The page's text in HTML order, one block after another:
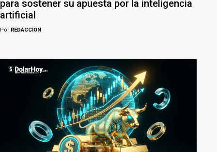
para sostener su apuesta por la inteligencia
artificial
Por REDACCION